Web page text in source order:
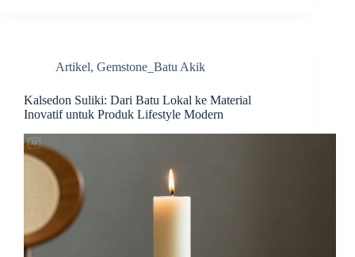
Artikel, Gemstone_Batu Akik
Kalsedon Suliki: Dari Batu Lokal ke Material
Inovatif untuk Produk Lifestyle Modern